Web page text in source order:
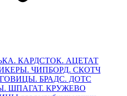
КАРДСТОК. АЦЕТАТ
ЧИПБОРД. СКОТЧ
БРАДС. ДОТС
ШПАГАТ. КРУЖЕВО